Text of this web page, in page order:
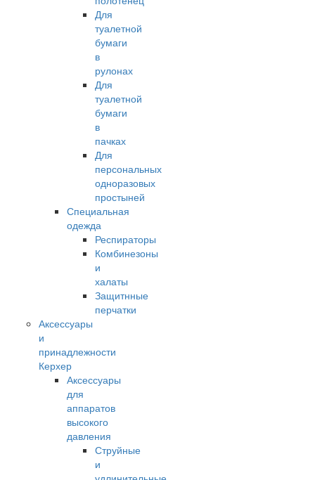
Для
туалетной
бумаги
в
рулонах
Для
туалетной
бумаги
в
пачках
Для
персональных
одноразовых
простыней
Специальная
одежда
Респираторы
Комбинезоны
и
халаты
Защитнные
перчатки
Аксессуары
и
принадлежности
Керхер
Аксессуары
для
аппаратов
высокого
давления
Струйные
и